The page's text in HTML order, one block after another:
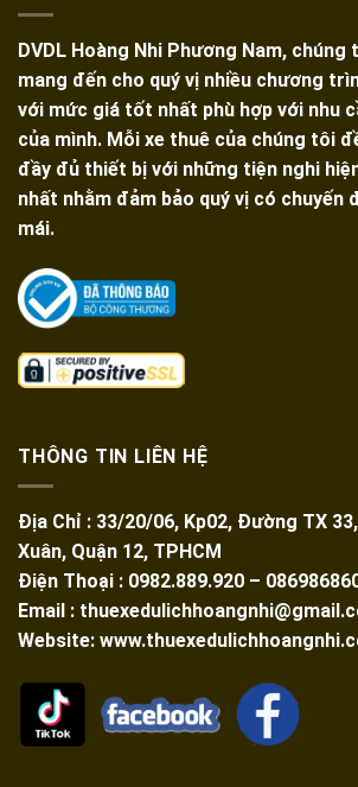
DVDL Hoàng Nhi Phương Nam,
mang đến cho quý vị nhiều chương
với mức giá tốt nhất phù hợp với nhu
của mình. Mỗi xe thuê của chúng tôi
đầy đủ thiết bị với những tiện nghi
nhất nhằm đảm bảo quý vị có chuyến
mái.
THÔNG TIN LIÊN HỆ
Địa Chỉ : 33/20/06, Kp02, Đường TX
Xuân, Quận 12, TPHCM
Điện Thoại : 0982.889.920 –
Email :
Website: